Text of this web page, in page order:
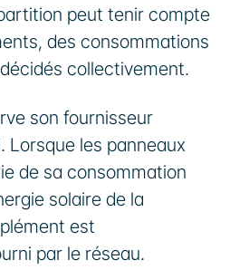
peut tenir compte
des consommations
collectivement.
son fournisseur
les panneaux
de sa consommation
solaire de la
est
par le réseau.